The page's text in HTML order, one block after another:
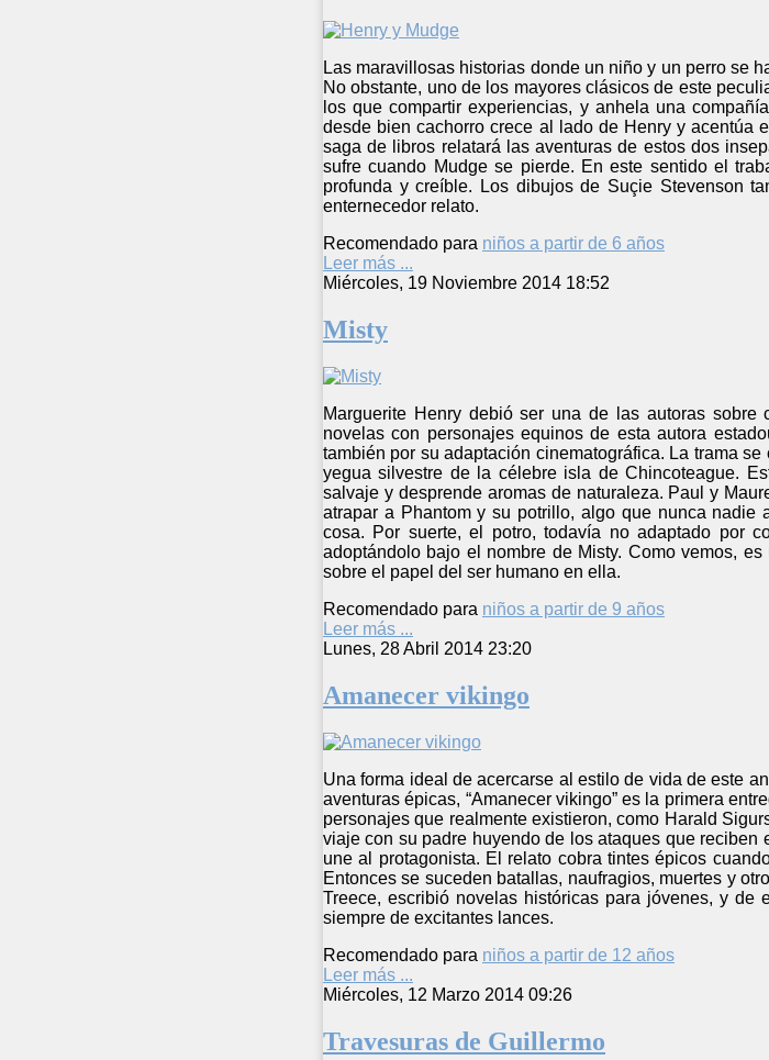
Las maravillosas historias donde un niño y un perro se
No obstante, uno de los mayores clásicos de este
los que compartir experiencias, y anhela una
desde bien cachorro crece al lado de Henry y acentúa
saga de libros relatará las aventuras de estos dos
sufre cuando Mudge se pierde. En este sentido el
profunda y creíble. Los dibujos de Suçie Stevenson
enternecedor relato.
Recomendado para niños a partir de 6 años
Leer más ...
Miércoles, 19 Noviembre 2014 18:52
Misty
Marguerite Henry debió ser una de las autoras
novelas con personajes equinos de esta autora
también por su adaptación cinematográfica. La trama
yegua silvestre de la célebre isla de Chincoteague.
salvaje y desprende aromas de naturaleza. Paul y
atrapar a Phantom y su potrillo, algo que nunca nadie
cosa. Por suerte, el potro, todavía no adaptado por
adoptándolo bajo el nombre de Misty. Como vemos,
sobre el papel del ser humano en ella.
Recomendado para niños a partir de 9 años
Leer más ...
Lunes, 28 Abril 2014 23:20
Amanecer vikingo
Una forma ideal de acercarse al estilo de vida de este
aventuras épicas, “Amanecer vikingo” es la primera
personajes que realmente existieron, como Harald
viaje con su padre huyendo de los ataques que
une al protagonista. El relato cobra tintes épicos
Entonces se suceden batallas, naufragios, muertes y
Treece, escribió novelas históricas para jóvenes, y de
siempre de excitantes lances.
Recomendado para niños a partir de 12 años
Leer más ...
Miércoles, 12 Marzo 2014 09:26
Travesuras de Guillermo